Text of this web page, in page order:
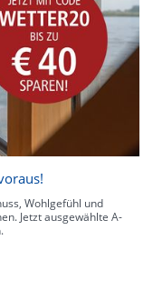
Wohlgefühl und
Jetzt ausgewählte A-